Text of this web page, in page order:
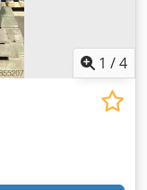
1 /4